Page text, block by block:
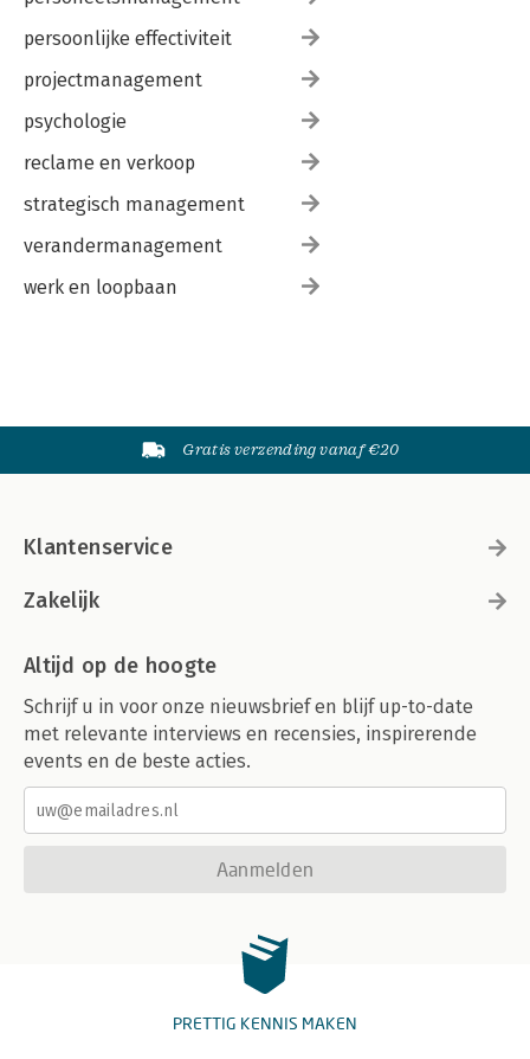
persoonlijke effectiviteit
projectmanagement
psychologie
reclame en verkoop
strategisch management
verandermanagement
werk en loopbaan
Gratis verzending vanaf €20
Klantenservice
Zakelijk
Altijd op de hoogte
Schrijf u in voor onze nieuwsbrief en blijf up-to-date
met relevante interviews en recensies, inspirerende
events en de beste acties.
Aanmelden
PRETTIG KENNIS MAKEN